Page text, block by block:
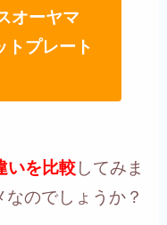
オーヤマ
トプレート
いを比較してみま
のでしょうか？